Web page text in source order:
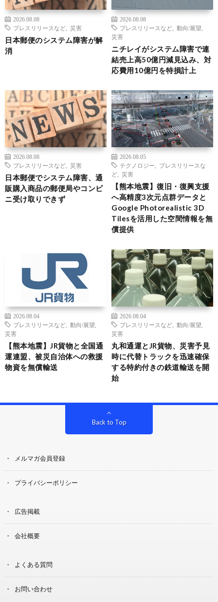
2026.08.08
プレスリリースなど
災害
日本郵便のシステム障害が解
消
2026.08.08
プレスリリースなど
動向/展望
災害
ニチレイがシステム障害で連
結売上高50億円減見込み、対
応費用10億円を特損計上
2026.08.08
プレスリリースなど
災害
日本郵便でシステム障害、通
販購入商品の郵便局やコンビ
ニ受け取りできず
2026.08.05
テクノロジー
プレスリリースな
ど
災害
【熊本地震】復旧・復興支援
へ高精度3次元点群データと
Google Photorealistic 3D
Tilesを活用した空間情報を無
償提供
2026.08.04
プレスリリースなど
動向/展望
災害
【熊本地震】JR貨物と全国通
運連盟、被災自治体への救援
物資を無償輸送
2026.08.04
プレスリリースなど
動向/展望
災害
丸和通運とJR貨物、災害予見
時に代替トラックを迅速確保
する特約付きの鉄道輸送を開
始
Back to Top
メルマガ会員登録
プライバシーポリシー
広告掲載
会社概要
よくある質問
お問い合わせ